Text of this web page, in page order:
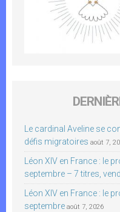
Le cardinal Aveline se
défis migratoires août 7,
Léon XIV en France : le
septembre – 7 titres,
Léon XIV en France : le
septembre août 7, 2026